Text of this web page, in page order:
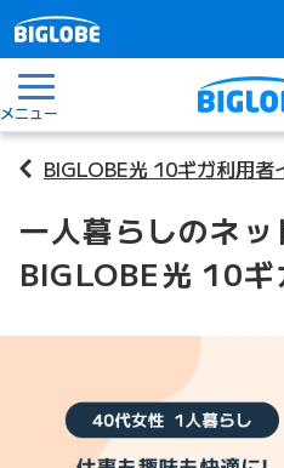
メニュー
BIGLOBE光 10ギガ利用者
一人暮らしのネッ
BIGLOBE光 10ギ